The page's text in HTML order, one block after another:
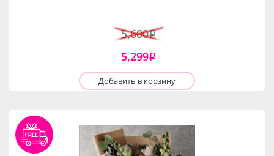
5,600i
5,299i
Добавить в корзину